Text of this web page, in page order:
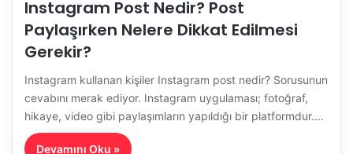
Instagram Post Nedir? Post
Paylaşırken Nelere Dikkat Edilmesi
Gerekir?
Instagram kullanan kişiler Instagram post nedir? Sorusunun
cevabını merak ediyor. Instagram uygulaması; fotoğraf,
hikaye, video gibi paylaşımların yapıldığı bir platformdur.…
Devamını Oku »